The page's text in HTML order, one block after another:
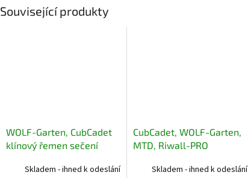
Související produkty
WOLF-Garten, CubCadet
klínový řemen sečení
Skladem - ihned k odeslání
CubCadet, WOLF-Garten,
MTD, Riwall-PRO
756-1188
Skladem - ihned k odeslání